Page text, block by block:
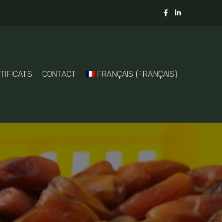
CONTACT FRANÇAIS (FRANÇAIS)